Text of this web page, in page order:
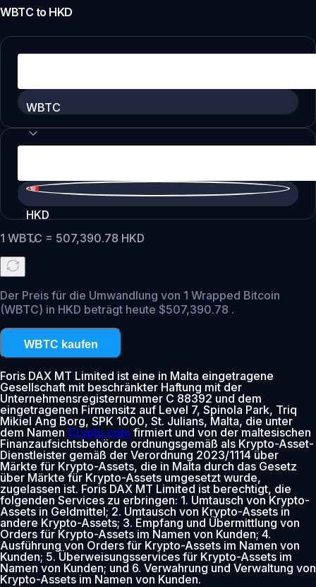
WBTC to HKD
WBTC
HKD
1 WBTC = 507,390.78 HKD
Der Preis für die Umwandlung von 1 Wrapped Bitcoin
(WBTC) in HKD beträgt heute $507,390.78 .
WBTC kaufen
Foris DAX MT Limited ist eine in Malta eingetragene
Gesellschaft mit beschränkter Haftung mit der
Unternehmensregisternummer C 88392 und dem
eingetragenen Firmensitz auf Level 7, Spinola Park, Triq
Mikiel Ang Borg, SPK 1000, St. Julians, Malta, die unter
dem Namen Crypto.com firmiert und von der maltesischen
Finanzaufsichtsbehörde ordnungsgemäß als Krypto-Asset-
Dienstleister gemäß der Verordnung 2023/1114 über
Märkte für Krypto-Assets, die in Malta durch das Gesetz
über Märkte für Krypto-Assets umgesetzt wurde,
zugelassen ist. Foris DAX MT Limited ist berechtigt, die
folgenden Services zu erbringen: 1. Umtausch von Krypto-
Assets in Geldmittel; 2. Umtausch von Krypto-Assets in
andere Krypto-Assets; 3. Empfang und Übermittlung von
Orders für Krypto-Assets im Namen von Kunden; 4.
Ausführung von Orders für Krypto-Assets im Namen von
Kunden; 5. Überweisungsservices für Krypto-Assets im
Namen von Kunden; und 6. Verwahrung und Verwaltung von
Krypto-Assets im Namen von Kunden.